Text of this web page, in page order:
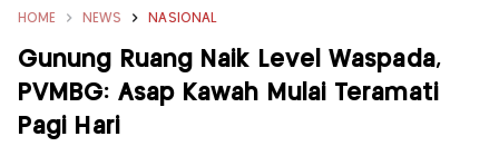
HOME NEWS NASIONAL
Gunung Ruang Naik Level Waspada,
PVMBG: Asap Kawah Mulai Teramati
Pagi Hari